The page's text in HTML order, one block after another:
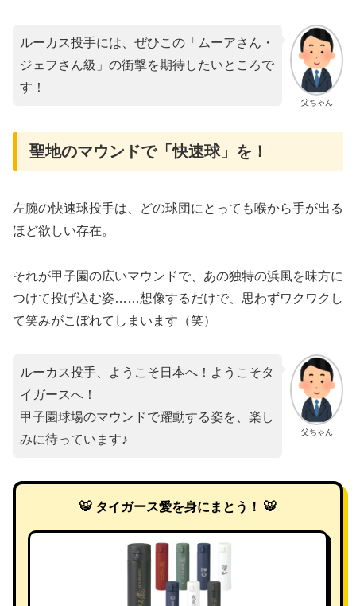
父ちゃん
ルーカス投手には、ぜひこの「ムーアさん・
ジェフさん級」の衝撃を期待したいところで
す！
聖地のマウンドで「快速球」を！
左腕の快速球投手は、どの球団にとっても喉から手が出る
ほど欲しい存在。
それが甲子園の広いマウンドで、あの独特の浜風を味方に
つけて投げ込む姿……想像するだけで、思わずワクワクし
て笑みがこぼれてしまいます（笑）
父ちゃん
ルーカス投手、ようこそ日本へ！ようこそタ
イガースへ！
甲子園球場のマウンドで躍動する姿を、楽し
みに待っています♪
🐯 タイガース愛を身にまとう！ 🐯